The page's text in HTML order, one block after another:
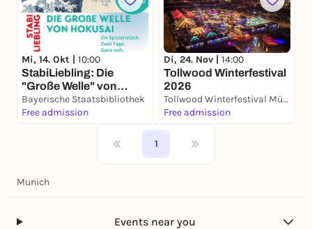
Mi, 14. Okt | 10:00
StabiLiebling: Die
"Große Welle" von
Hokusai
Bayerische Staatsbibliothek
Free admission
Di, 24. Nov | 14:00
Tollwood Winterfestival
2026
Tollwood Winterfestival München
Free admission
1
Munich
Events near you